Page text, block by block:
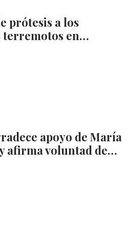
prótesis a los
terremotos en…
apoyo de María
afirma voluntad de…